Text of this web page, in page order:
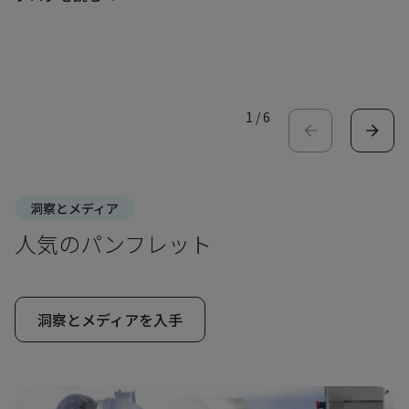
1 /6
洞察とメディア
人気のパンフレット
洞察とメディアを入手